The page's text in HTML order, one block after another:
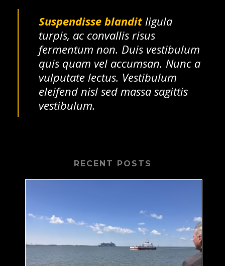
Suspendisse blanditligula
turpis, ac convallis risus
fermentum non. Duis vestibulum
quis quam vel accumsan. Nunc a
vulputate lectus. Vestibulum
eleifend nisl sed massa sagittis
vestibulum.
RECENT POSTS